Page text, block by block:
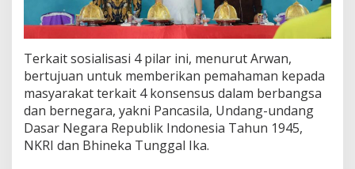
Terkait sosialisasi 4 pilar ini, menurut Arwan,
bertujuan untuk memberikan pemahaman kepada
masyarakat terkait 4 konsensus dalam berbangsa
dan bernegara, yakni Pancasila, Undang-undang
Dasar Negara Republik Indonesia Tahun 1945,
NKRI dan Bhineka Tunggal Ika.